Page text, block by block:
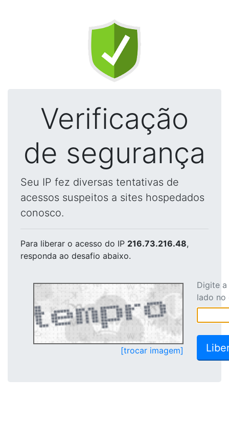
Verificação
de segurança
Seu IP fez diversas tentativas de
acessos suspeitos a sites hospedados
conosco.
Para liberar o acesso do IP 216.73.216.48,
responda ao desafio abaixo.
[trocar imagem]
Digite
lado no